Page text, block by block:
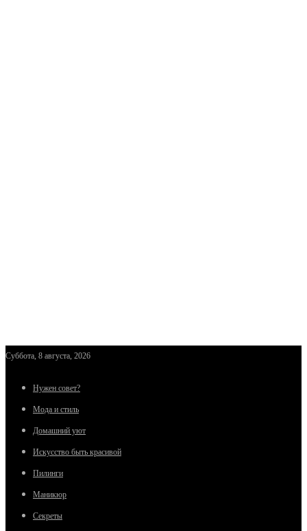
Суббота, 8 августа, 2026
Нужен совет?
Мода и стиль
Домашний уют
Искусство быть красивой
Пилинги
Маникюр
Секреты